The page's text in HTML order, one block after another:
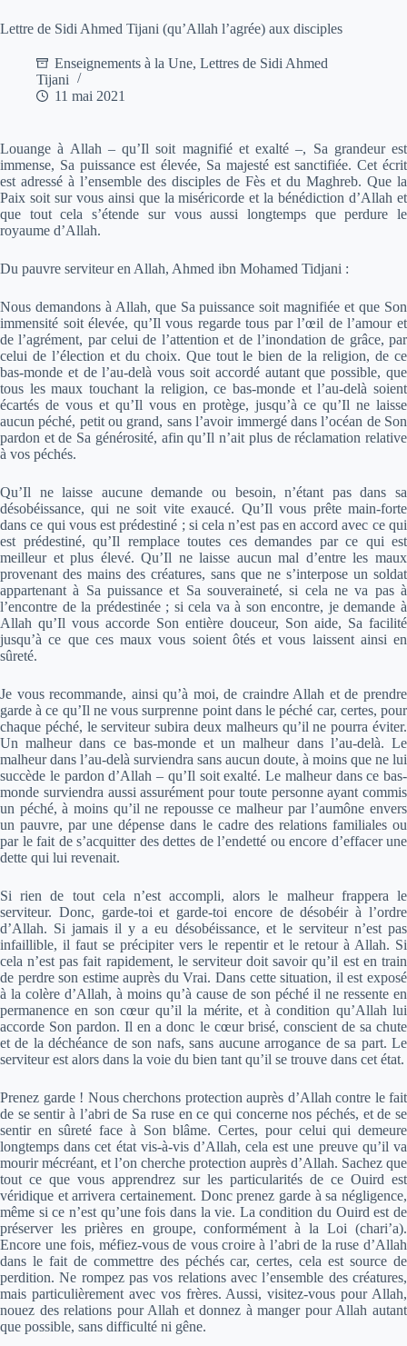
Lettre de Sidi Ahmed Tijani (qu’Allah l’agrée) aux disciples
Enseignements à la Une, Lettres de Sidi Ahmed
Tijani
11 mai 2021
Louange à Allah – qu’Il soit magnifié et exalté –, Sa grandeur est
immense, Sa puissance est élevée, Sa majesté est sanctifiée. Cet écrit
est adressé à l’ensemble des disciples de Fès et du Maghreb. Que la
Paix soit sur vous ainsi que la miséricorde et la bénédiction d’Allah et
que tout cela s’étende sur vous aussi longtemps que perdure le
royaume d’Allah.
Du pauvre serviteur en Allah, Ahmed ibn Mohamed Tidjani :
Nous demandons à Allah, que Sa puissance soit magnifiée et que Son
immensité soit élevée, qu’Il vous regarde tous par l’œil de l’amour et
de l’agrément, par celui de l’attention et de l’inondation de grâce, par
celui de l’élection et du choix. Que tout le bien de la religion, de ce
bas-monde et de l’au-delà vous soit accordé autant que possible, que
tous les maux touchant la religion, ce bas-monde et l’au-delà soient
écartés de vous et qu’Il vous en protège, jusqu’à ce qu’Il ne laisse
aucun péché, petit ou grand, sans l’avoir immergé dans l’océan de Son
pardon et de Sa générosité, afin qu’Il n’ait plus de réclamation relative
à vos péchés.
Qu’Il ne laisse aucune demande ou besoin, n’étant pas dans sa
désobéissance, qui ne soit vite exaucé. Qu’Il vous prête main-forte
dans ce qui vous est prédestiné ; si cela n’est pas en accord avec ce qui
est prédestiné, qu’Il remplace toutes ces demandes par ce qui est
meilleur et plus élevé. Qu’Il ne laisse aucun mal d’entre les maux
provenant des mains des créatures, sans que ne s’interpose un soldat
appartenant à Sa puissance et Sa souveraineté, si cela ne va pas à
l’encontre de la prédestinée ; si cela va à son encontre, je demande à
Allah qu’Il vous accorde Son entière douceur, Son aide, Sa facilité
jusqu’à ce que ces maux vous soient ôtés et vous laissent ainsi en
sûreté.
Je vous recommande, ainsi qu’à moi, de craindre Allah et de prendre
garde à ce qu’Il ne vous surprenne point dans le péché car, certes, pour
chaque péché, le serviteur subira deux malheurs qu’il ne pourra éviter.
Un malheur dans ce bas-monde et un malheur dans l’au-delà. Le
malheur dans l’au-delà surviendra sans aucun doute, à moins que ne lui
succède le pardon d’Allah – qu’Il soit exalté. Le malheur dans ce bas-
monde surviendra aussi assurément pour toute personne ayant commis
un péché, à moins qu’il ne repousse ce malheur par l’aumône envers
un pauvre, par une dépense dans le cadre des relations familiales ou
par le fait de s’acquitter des dettes de l’endetté ou encore d’effacer une
dette qui lui revenait.
Si rien de tout cela n’est accompli, alors le malheur frappera le
serviteur. Donc, garde-toi et garde-toi encore de désobéir à l’ordre
d’Allah. Si jamais il y a eu désobéissance, et le serviteur n’est pas
infaillible, il faut se précipiter vers le repentir et le retour à Allah. Si
cela n’est pas fait rapidement, le serviteur doit savoir qu’il est en train
de perdre son estime auprès du Vrai. Dans cette situation, il est exposé
à la colère d’Allah, à moins qu’à cause de son péché il ne ressente en
permanence en son cœur qu’il la mérite, et à condition qu’Allah lui
accorde Son pardon. Il en a donc le cœur brisé, conscient de sa chute
et de la déchéance de son nafs, sans aucune arrogance de sa part. Le
serviteur est alors dans la voie du bien tant qu’il se trouve dans cet état.
Prenez garde ! Nous cherchons protection auprès d’Allah contre le fait
de se sentir à l’abri de Sa ruse en ce qui concerne nos péchés, et de se
sentir en sûreté face à Son blâme. Certes, pour celui qui demeure
longtemps dans cet état vis-à-vis d’Allah, cela est une preuve qu’il va
mourir mécréant, et l’on cherche protection auprès d’Allah. Sachez que
tout ce que vous apprendrez sur les particularités de ce Ouird est
véridique et arrivera certainement. Donc prenez garde à sa négligence,
même si ce n’est qu’une fois dans la vie. La condition du Ouird est de
préserver les prières en groupe, conformément à la Loi (chari’a).
Encore une fois, méfiez-vous de vous croire à l’abri de la ruse d’Allah
dans le fait de commettre des péchés car, certes, cela est source de
perdition. Ne rompez pas vos relations avec l’ensemble des créatures,
mais particulièrement avec vos frères. Aussi, visitez-vous pour Allah,
nouez des relations pour Allah et donnez à manger pour Allah autant
que possible, sans difficulté ni gêne.